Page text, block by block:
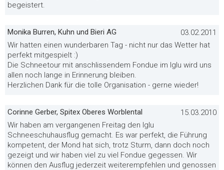
begeistert.
Monika Burren, Kuhn und Bieri AG
03.02.2011
Wir hatten einen wunderbaren Tag - nicht nur das Wetter hat
perfekt mitgespielt :)
Die Schneetour mit anschlissendem Fondue im Iglu wird uns
allen noch lange in Erinnerung bleiben.
Herzlichen Dank für die tolle Organisation - gerne wieder!
Corinne Gerber, Spitex Oberes Worblental
15.03.2010
Wir haben am vergangenen Freitag den Iglu
Schneeschuhausflug gemacht. Es war perfekt, die Führung
kompetent, der Mond hat sich, trotz Sturm, dann doch noch
gezeigt und wir haben viel zu viel Fondue gegessen. Wir
können den Ausflug jederzeit weiterempfehlen und genossen